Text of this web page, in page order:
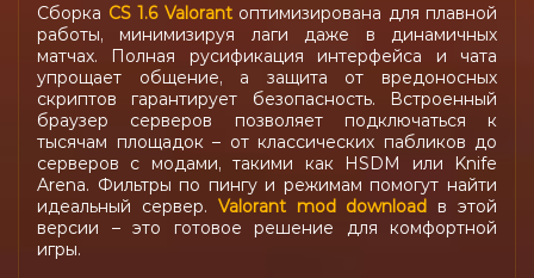
Сборка CS 1.6 Valorantоптимизирована для плавной
работы, минимизируя лаги даже в динамичных
матчах. Полная русификация интерфейса и чата
упрощает общение, а защита от вредоносных
скриптов гарантирует безопасность. Встроенный
браузер серверов позволяет подключаться к
тысячам площадок – от классических пабликов до
серверов с модами, такими как HSDM или Knife
Arena. Фильтры по пингу и режимам помогут найти
идеальный сервер. Valorant mod download в этой
версии – это готовое решение для комфортной
игры.